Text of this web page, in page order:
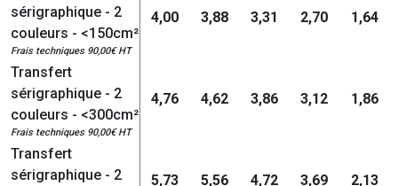
sérigraphique - 2
couleurs - <150cm²
Frais techniques 90,00€ HT
4,00 3,88 3,31 2,70 1,64
Transfert
sérigraphique - 2
couleurs - <300cm²
Frais techniques 90,00€ HT
4,76 4,62 3,86 3,12 1,86
Transfert
sérigraphique - 2
5,73 5,56 4,72 3,69 2,13